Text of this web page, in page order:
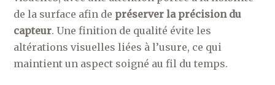
de la surface afin de préserver la précision du
capteur. Une finition de qualité évite les
altérations visuelles liées à l’usure, ce qui
maintient un aspect soigné au fil du temps.